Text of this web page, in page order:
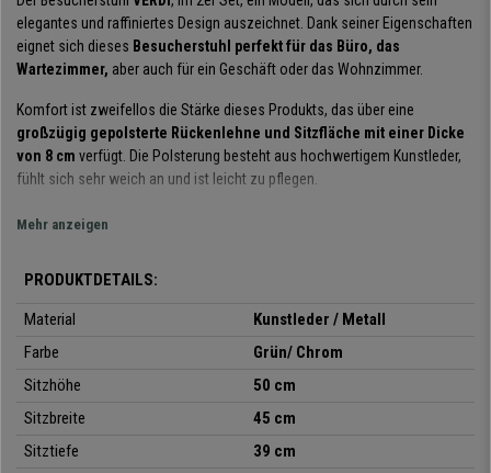
elegantes und raffiniertes Design auszeichnet. Dank seiner Eigenschaften
eignet sich dieses Besucherstuhl perfekt für das Büro, das
Wartezimmer, aber auch für ein Geschäft oder das Wohnzimmer.
Komfort ist zweifellos die Stärke dieses Produkts, das über eine
großzügig gepolsterte Rückenlehne und Sitzfläche mit einer Dicke
von 8 cm verfügt. Die Polsterung besteht aus hochwertigem Kunstleder,
fühlt sich sehr weich an und ist leicht zu pflegen.
Die runde Grundstruktur besteht aus
Sitz, der Bewegungsfreiheit gewährleistet.
Ein weiteres Merkmal ist die
Vielseitigkeit. Er ist in sieben Farben
erhältlich, so dass Sie leicht diejenige finden können, die am besten zu
Ihrem Einrichtungskontext oder Ihrem persönlichen Geschmack passt.
Es ist einhervorragender Besucherstuhlfür eine moderne oder
bequem. Bei
können Sie ihn zu einem sehr günstigen
Mehr anzeigen
PRODUKTDETAILS:
Material
Kunstleder / Metall
Farbe
Grün/ Chrom
Sitzhöhe
50 cm
Sitzbreite
45 cm
Sitztiefe
39 cm